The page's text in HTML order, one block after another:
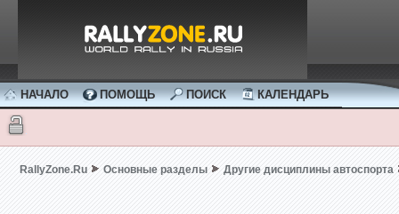
НАЧАЛО ПОМОЩЬ ПОИСК КАЛЕНДАРЬ
RallyZone.Ru Основные разделы Другие дисциплины автоспорта